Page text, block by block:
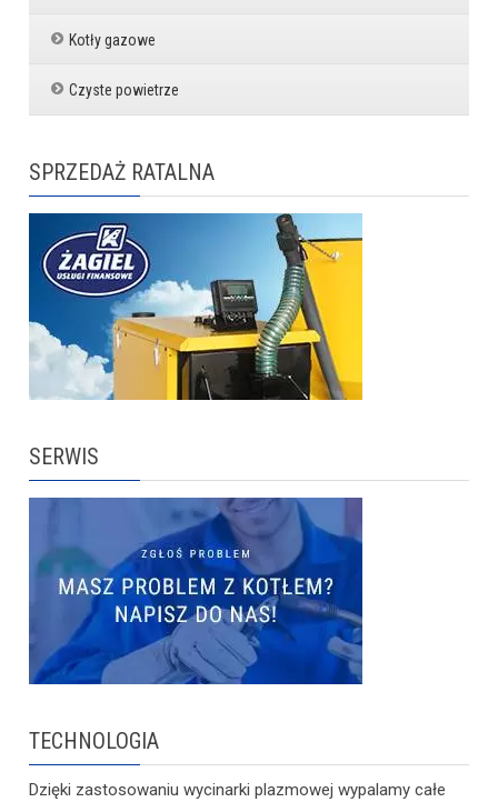
Kotły gazowe
Czyste powietrze
SPRZEDAŻ RATALNA
SERWIS
TECHNOLOGIA
Dzięki zastosowaniu wycinarki plazmowej wypalamy całe